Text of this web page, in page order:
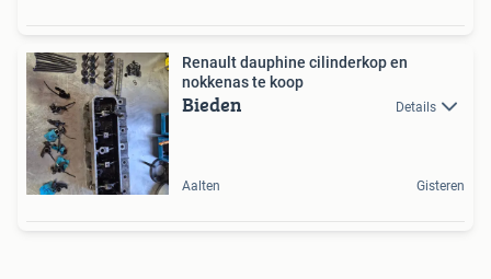
Renault dauphine cilinderkop en
nokkenas te koop
Bieden Details
Aalten Gisteren